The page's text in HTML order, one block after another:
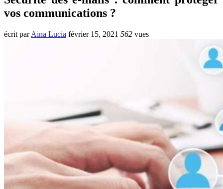
vos communications ?
écrit parAina Lucia février 15, 2021 562 vues